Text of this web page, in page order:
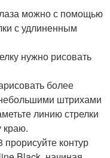
можно с помощью
с удлиненным
нужно рисовать
более
штрихами
линию стрелки
краю.
контур